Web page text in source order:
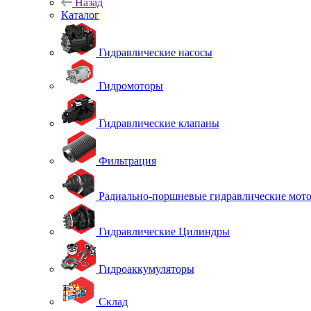
Назад
Каталог
Гидравлические насосы
Гидромоторы
Гидравлические клапаны
Фильтрация
Радиально-поршневые гидравлические
Гидравлические Цилиндры
Гидроаккумуляторы
Склад